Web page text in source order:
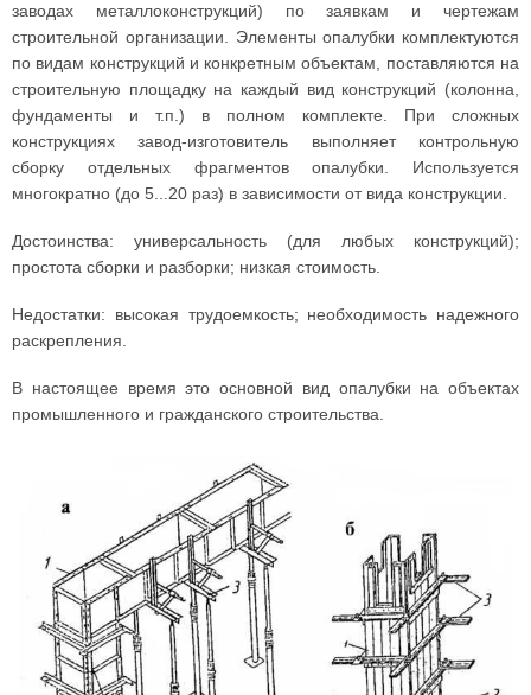
заводах металлоконструкций) по заявкам и чертежам
строительной организации. Элементы опалубки комплектуются
по видам конструкций и конкретным объектам, поставляются на
строительную площадку на каждый вид конструкций (колонна,
фундаменты и т.п.) в полном комплекте. При сложных
конструкциях завод-изготовитель выполняет контрольную
сборку отдельных фрагментов опалубки. Используется
многократно (до 5...20 раз) в зависимости от вида конструкции.
Достоинства: универсальность (для любых конструкций);
простота сборки и разборки; низкая стоимость.
Недостатки: высокая трудоемкость; необходимость надежного
раскрепления.
В настоящее время это основной вид опалубки на объектах
промышленного и гражданского строительства.